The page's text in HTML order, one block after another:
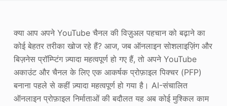
छवि पुनः कॉपीराइट
क्या आप अपने YouTube चैनल की विज़ुअल पहचान को बढ़ाने का
कोई बेहतर तरीका खोज रहे हैं? आज, जब ऑनलाइन सोशलाइज़िंग और
बिज़नेस प्रॉम्प्टिंग ज़्यादा महत्वपूर्ण हो गए हैं, तो अपने YouTube
अकाउंट और चैनल के लिए एक आकर्षक प्रोफ़ाइल पिक्चर (PFP)
बनाना पहले से कहीं ज़्यादा महत्वपूर्ण हो गया है। AI-संचालित
ऑनलाइन प्रोफ़ाइल निर्माताओं की बदौलत यह अब कोई मुश्किल काम